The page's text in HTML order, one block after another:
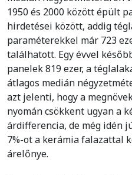
1950 és 2000 között épült
hirdetései között, addig
paraméterekkel már 723
találhatott. Egy évvel
panelek 819 ezer, a
átlagos medián
azt jelenti, hogy a
nyomán csökkent ugyan a
árdifferencia, de még idén
7%-ot a kerámia falazattal
árelőnye.